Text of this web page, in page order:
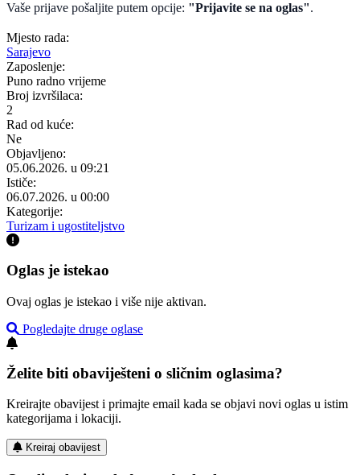
Vaše prijave pošaljite putem opcije: "Prijavite se na oglas".
Mjesto rada:
Sarajevo
Zaposlenje:
Puno radno vrijeme
Broj izvršilaca:
2
Rad od kuće:
Ne
Objavljeno:
05.06.2026. u 09:21
Ističe:
06.07.2026. u 00:00
Kategorije:
Turizam i ugostiteljstvo
Oglas je istekao
Ovaj oglas je istekao i više nije aktivan.
Pogledajte druge oglase
Želite biti obaviješteni o sličnim oglasima?
Kreirajte obavijest i primajte email kada se objavi novi oglas u istim
kategorijama i lokaciji.
Kreiraj obavijest